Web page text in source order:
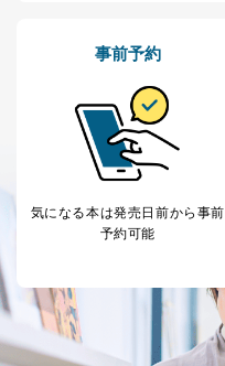
事前予約
気になる本は発売日前から事前
予約可能